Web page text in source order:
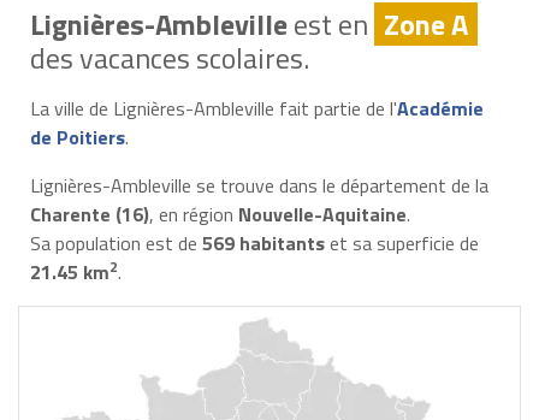
Lignières-Amblevilleest en Zone A
des vacances scolaires.
La ville de Lignières-Ambleville fait partie de l'Académie
de Poitiers.
Lignières-Ambleville se trouve dans le département de la
Charente (16), en région Nouvelle-Aquitaine.
Sa population est de 569 habitantset sa superficie de
21.45 km2.